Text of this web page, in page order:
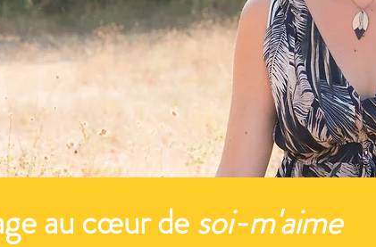
au cœur desoi-m'aime